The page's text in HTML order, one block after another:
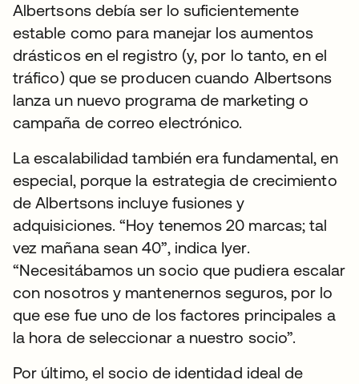
Albertsons debía ser lo suficientemente
estable como para manejar los aumentos
drásticos en el registro (y, por lo tanto, en el
tráfico) que se producen cuando Albertsons
lanza un nuevo programa de marketing o
campaña de correo electrónico.
La escalabilidad también era fundamental, en
especial, porque la estrategia de crecimiento
de Albertsons incluye fusiones y
adquisiciones. “Hoy tenemos 20 marcas; tal
vez mañana sean 40”, indica Iyer.
“Necesitábamos un socio que pudiera escalar
con nosotros y mantenernos seguros, por lo
que ese fue uno de los factores principales a
la hora de seleccionar a nuestro socio”.
Por último, el socio de identidad ideal de